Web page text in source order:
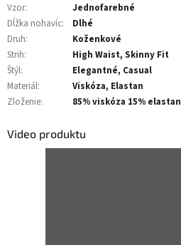
Vzor:
Jednofarebné
Dĺžka nohavíc:
Dlhé
Druh:
Koženkové
Strih:
High Waist, Skinny Fit
Štýl:
Elegantné, Casual
Materiál:
Viskóza, Elastan
Zloženie: 85% viskóza 15% elastan
Video produktu